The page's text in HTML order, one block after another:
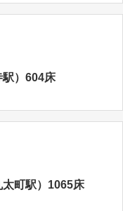
）604床
町駅）1065床